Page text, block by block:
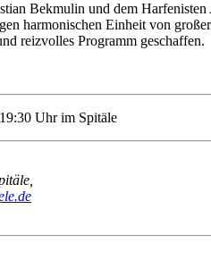
Bekmulin und dem
harmonischen Einheit von
reizvolles Programm geschaffen.
Uhr im Spitäle